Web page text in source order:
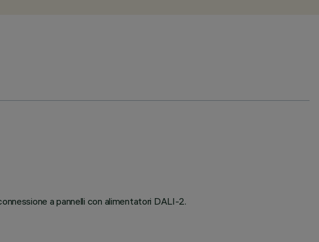
a pannelli con alimentatori DALI-2.